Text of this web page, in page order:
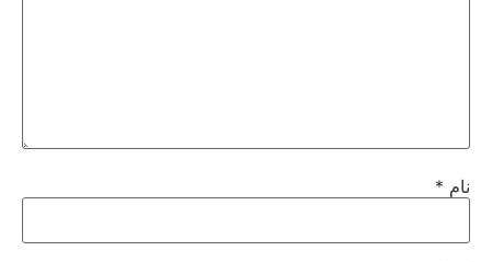
نام *